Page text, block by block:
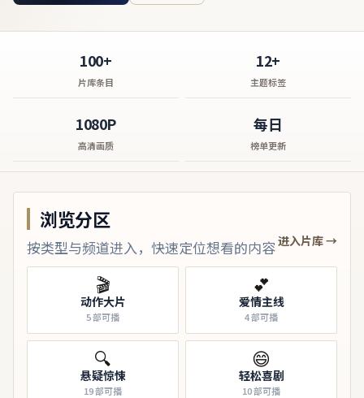
100+
片库条目
12+
主题标签
1080P
高清画质
每日
榜单更新
浏览分区
按类型与频道进入，快速定位想看的内容进入片库 →
🎬
动作大片
5部可播
💕
爱情主线
4部可播
🔍
悬疑惊悚
19部可播
😄
轻松喜剧
10部可播